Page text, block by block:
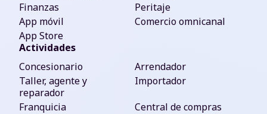
Finanzas
Peritaje
App móvil
Comercio omnicanal
App Store
Actividades
Concesionario
Arrendador
Taller, agente y
reparador
Importador
Franquicia
Central de compras